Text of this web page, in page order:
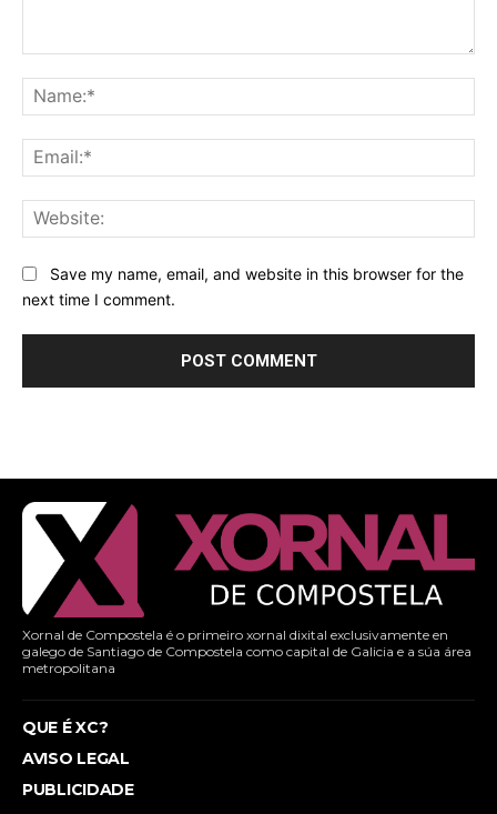
Save my name, email, and website in this browser for the
next time I comment.
Xornal de Compostela é o primeiro xornal dixital exclusivamente en
galego de Santiago de Compostela como capital de Galicia e a súa área
metropolitana
QUE É XC?
AVISO LEGAL
PUBLICIDADE